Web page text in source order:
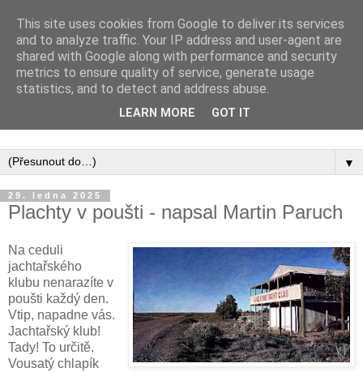
Inspirujte se tím, co píší posluchači kurzů a co se na nich
▼
29. ledna 2025
Plachty v poušti - napsal Martin Paruch
Na ceduli
jachtařského
klubu nenarazíte v
poušti každý den.
Vtip, napadne vás.
Jachtařský klub!
Tady! To určitě.
Vousatý chlapík
This site uses cookies from Google to deliver its services
and to analyze traffic. Your IP address and user-agent are
shared with Google along with performance and security
metrics to ensure quality of service, generate usage
statistics, and to detect and address abuse.
LEARN MORE GOT IT